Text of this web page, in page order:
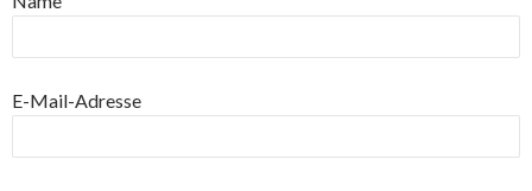
E-Mail-Adresse